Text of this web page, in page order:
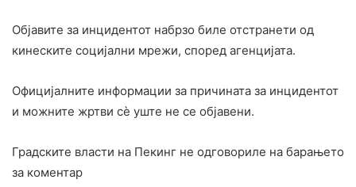
Објавите за инцидентот набрзо биле отстранети од
кинеските социјални мрежи, според агенцијата.
Официјалните информации за причината за инцидентот
и можните жртви сè уште не се објавени.
Градските власти на Пекинг не одговориле на барањето
за коментар